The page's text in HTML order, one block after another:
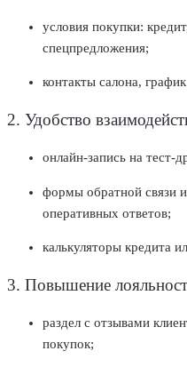
условия покупки:
спецпредложения;
контакты салона,
2. Удобство
онлайн-запись на тест-
формы обратной связи
оперативных ответов;
калькуляторы кредита
3. Повышение
раздел с отзывами
покупок;